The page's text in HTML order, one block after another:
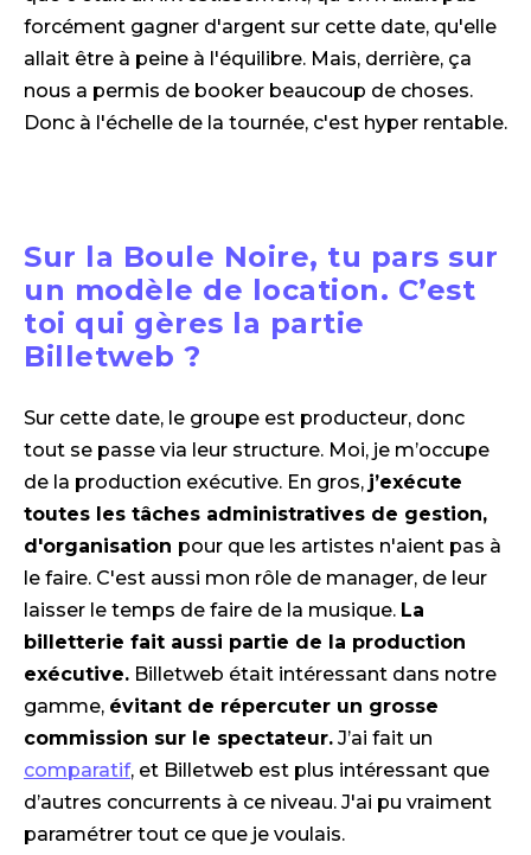
forcément gagner d'argent sur cette date, qu'elle
allait être à peine à l'équilibre. Mais, derrière, ça
nous a permis de booker beaucoup de choses.
Donc à l'échelle de la tournée, c'est hyper rentable.
Sur la Boule Noire, tu pars sur
un modèle de location. C’est
toi qui gères la partie
Billetweb ?
Sur cette date, le groupe est producteur, donc
tout se passe via leur structure. Moi, je m’occupe
de la production exécutive. En gros, j’exécute
toutes les tâches administratives de gestion,
d'organisation pour que les artistes n'aient pas à
le faire. C'est aussi mon rôle de manager, de leur
laisser le temps de faire de la musique. La
billetterie fait aussi partie de la production
exécutive. Billetweb était intéressant dans notre
gamme, évitant de répercuter un grosse
commission sur le spectateur. J’ai fait un
comparatif, et Billetweb est plus intéressant que
d’autres concurrents à ce niveau. J'ai pu vraiment
paramétrer tout ce que je voulais.​​​​​​​